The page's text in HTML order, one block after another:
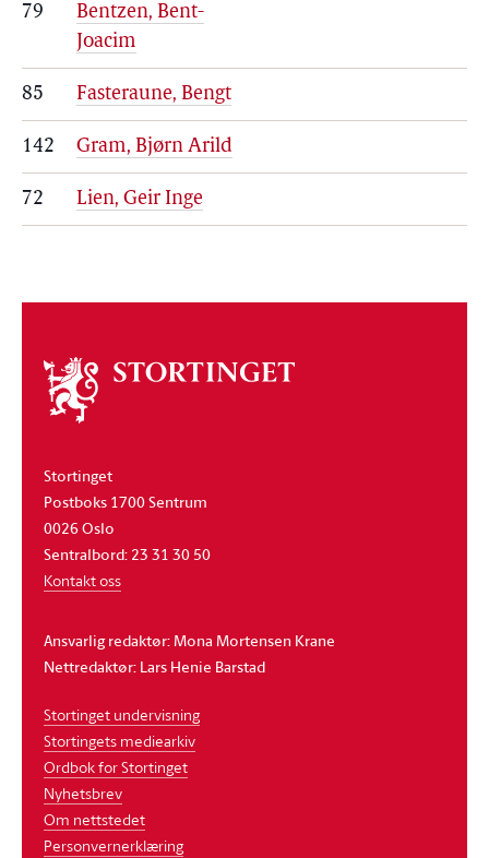
79
Bentzen, Bent-
Joacim
85 Fasteraune, Bengt
142 Gram, Bjørn Arild
72 Lien, Geir Inge
Om
stortinget
Stortinget
Postboks 1700 Sentrum
0026 Oslo
Sentralbord: 23 31 30 50
Kontakt oss
Ansvarlig redaktør: Mona Mortensen Krane
Nettredaktør: Lars Henie Barstad
Stortinget undervisning
Stortingets mediearkiv
Ordbok for Stortinget
Nyhetsbrev
Om nettstedet
Personvernerklæring